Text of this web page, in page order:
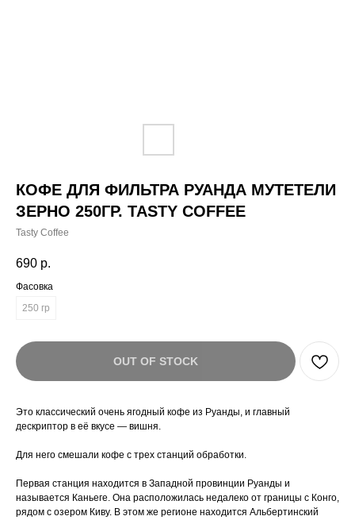
КОФЕ ДЛЯ ФИЛЬТРА РУАНДА МУТЕТЕЛИ
ЗЕРНО 250ГР. TASTY COFFEE
Tasty Coffee
690 р.
Фасовка
250 гр
OUT OF STOCK
Это классический очень ягодный кофе из Руанды, и главный
дескриптор в её вкусе — вишня.
Для него смешали кофе с трех станций обработки.
Первая станция находится в Западной провинции Руанды и
называется Каньеге. Она расположилась недалеко от границы с Конго,
рядом с озером Киву. В этом же регионе находится Альбертинский